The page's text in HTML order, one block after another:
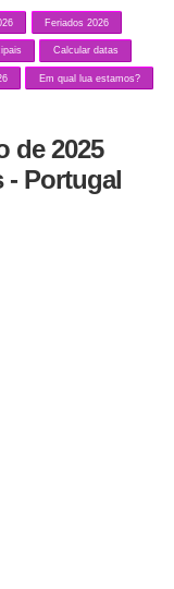
Feriados 2026
Calcular datas
Em qual lua estamos?
de 2025
- Portugal